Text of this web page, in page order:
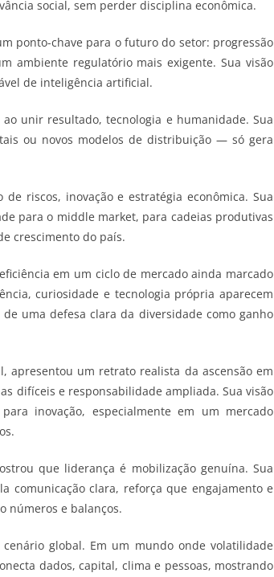
social, sem perder disciplina econômica.
ponto-chave para o futuro do setor: progressão
ambiente regulatório mais exigente. Sua visão
de inteligência artificial.
unir resultado, tecnologia e humanidade. Sua
ou novos modelos de distribuição — só gera
riscos, inovação e estratégia econômica. Sua
para o middle market, para cadeias produtivas
crescimento do país.
em um ciclo de mercado ainda marcado
curiosidade e tecnologia própria aparecem
uma defesa clara da diversidade como ganho
apresentou um retrato realista da ascensão em
difíceis e responsabilidade ampliada. Sua visão
inovação, especialmente em um mercado
que liderança é mobilização genuína. Sua
comunicação clara, reforça que engajamento e
números e balanços.
global. Em um mundo onde volatilidade
dados, capital, clima e pessoas, mostrando